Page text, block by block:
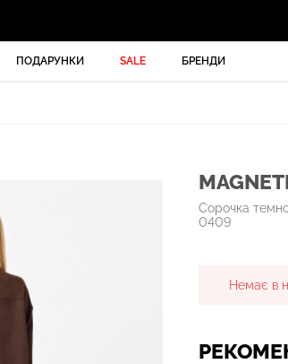
ПОДАРУНКИ SALE БРЕНДИ
Сорочка
0409
Немає в